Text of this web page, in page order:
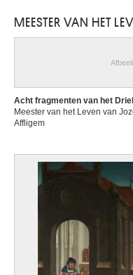
MEESTER VAN HET
Acht fragmenten van het
Meester van het Leven van
Affligem